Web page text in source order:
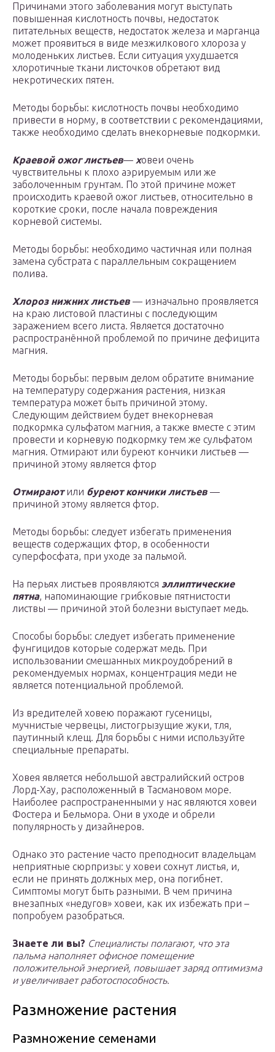
Причинами этого заболевания могут выступать
повышенная кислотность почвы, недостаток
питательных веществ, недостаток железа и марганца
может проявиться в виде мезжилкового хлороза у
молоденьких листьев. Если ситуация ухудшается
хлоротичные ткани листочков обретают вид
некротических пятен.
Методы борьбы: кислотность почвы необходимо
привести в норму, в соответствии с рекомендациями,
также необходимо сделать внекорневые подкормки.
Краевой ожог листьев— ховеи очень
чувствительны к плохо аэрируемым или же
заболоченным грунтам. По этой причине может
происходить краевой ожог листьев, относительно в
короткие сроки, после начала повреждения
корневой системы.
Методы борьбы: необходимо частичная или полная
замена субстрата с параллельным сокращением
полива.
Хлороз нижних листьев — изначально проявляется
на краю листовой пластины с последующим
заражением всего листа. Является достаточно
распространённой проблемой по причине дефицита
магния.
Методы борьбы: первым делом обратите внимание
на температуру содержания растения, низкая
температура может быть причиной этому.
Следующим действием будет внекорневая
подкормка сульфатом магния, а также вместе с этим
провести и корневую подкормку тем же сульфатом
магния. Отмирают или буреют кончики листьев —
причиной этому является фтор
Отмираютили буреют кончики листьев —
причиной этому является фтор.
Методы борьбы: следует избегать применения
веществ содержащих фтор, в особенности
суперфосфата, при уходе за пальмой.
На перьях листьев проявляются эллиптические
пятна, напоминающие грибковые пятнистости
листвы — причиной этой болезни выступает медь.
Способы борьбы: следует избегать применение
фунгицидов которые содержат медь. При
использовании смешанных микроудобрений в
рекомендуемых нормах, концентрация меди не
является потенциальной проблемой.
Из вредителей ховею поражают гусеницы,
мучнистые червецы, листогрызущие жуки, тля,
паутинный клещ. Для борьбы с ними используйте
специальные препараты.
Ховея является небольшой австралийский остров
Лорд-Хау, расположенный в Тасмановом море.
Наиболее распространенными у нас являются ховеи
Фостера и Бельмора. Они в уходе и обрели
популярность у дизайнеров.
Однако это растение часто преподносит владельцам
неприятные сюрпризы: у ховеи сохнут листья, и,
если не принять должных мер, она погибнет.
Симптомы могут быть разными. В чем причина
внезапных «недугов» ховеи, как их избежать при –
попробуем разобраться.
Знаете ли вы? Специалисты полагают, что эта
пальма наполняет офисное помещение
положительной энергией, повышает заряд оптимизма
и увеличивает работоспособность.
Размножение растения
Размножение семенами